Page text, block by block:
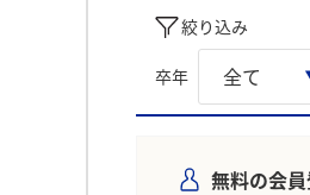
絞り込み
卒年
無料の会